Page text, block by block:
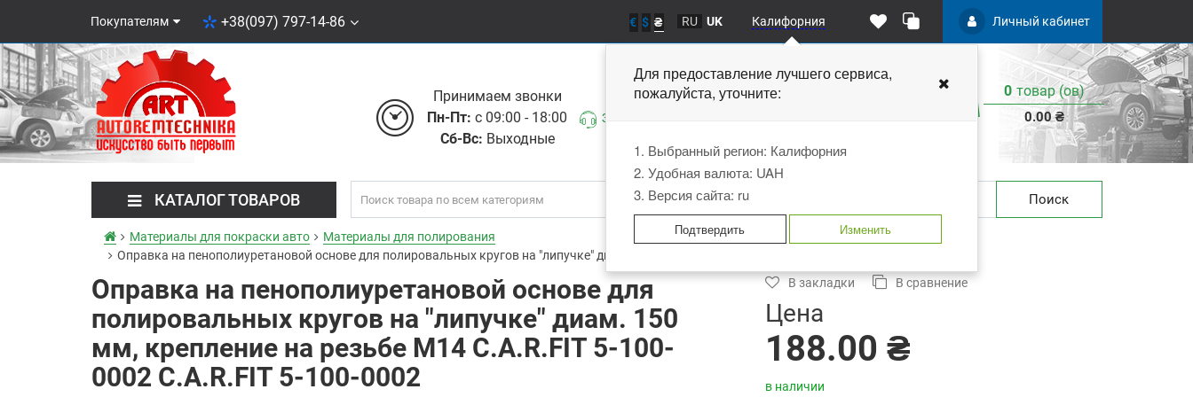
Покупателям +38(097) 797-14-86 € $ ₴ RU UK Калифорния
Для предоставление лучшегосервиса,
пожалуйста, уточните:
1. Выбранный регион: Калифорния
2. Удобная валюта: UAH
3. Версия сайта: ru
Подтвердить Изменить
Личный кабинет
Принимаем звонки
Пн-Пт: с 09:00 - 18:00
Сб-Вс: Выходные
Заказать звонок
0 товар (ов)
0.00 ₴
КАТАЛОГ ТОВАРОВ Поиск
Материалы для покраски авто
Материалы для полирования
Оправка на пенополиуретановой основе для полировальных кругов на "липучке" диам. 150 мм, крепление на резьбе M14 C.A.R.FIT 5-100-0002
Оправка на пенополиуретановой основе для
полировальных кругов на "липучке" диам. 150
мм, крепление на резьбе M14 C.A.R.FIT 5-100-
0002 C.A.R.FIT 5-100-0002
В закладки В сравнение
Цена
188.00 ₴
в наличии